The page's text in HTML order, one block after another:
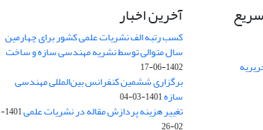
آخرین اخبار
کسب رتبه الف نشریات علمی کشور برای چهارمین
سال متوالی توسط نشریه مهندسی سازه و ساخت
1402-06-17
برگزاری ششمین کنفرانس بین‌المللی مهندسی
سازه1401-03-04
تغییر هزینه پردازش مقاله در نشریات علمی
1401-
02-26